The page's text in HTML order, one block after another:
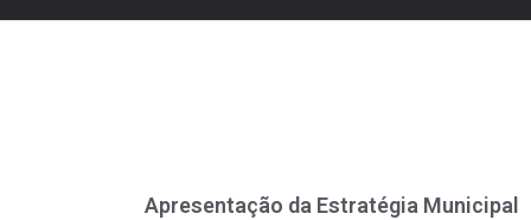
Apresentação da Estratégia Municipal